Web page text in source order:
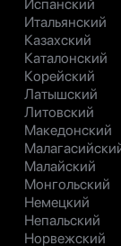
Испанский
Итальянский
Казахский
Каталонский
Корейский
Латышский
Литовский
Македонский
Малайский
Монгольский
Немецкий
Непальский
Норвежский